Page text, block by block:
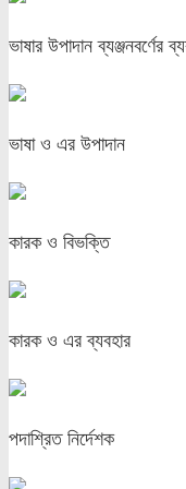
ভাষার উপাদান ব্যঞ্জনবর্ণের
ভাষা ও এর উপাদান
কারক ও বিভক্তি
কারক ও এর ব্যবহার
পদাশ্রিত নির্দেশক